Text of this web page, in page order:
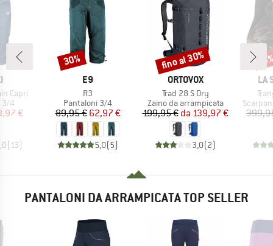
Capri
3/4
ridotto
€
(13)
MARCHIO
E9
Articolo
R3
Gruppo di prodotti
Pantaloni 3/4
Prezzo
89,95 €Prezzo ridotto
62,97 €
5,0(5)
Sconto
30%
MARCHIO
ORTOVOX
Articolo
Trad 28 S Dry
Gruppo di prodotti
Zaino da arrampicata
Prezzo
199,95 € Prezzo ridotto
da 139,97 €
3,0(2)
Sconto
fino al 30%
LA
Gruppo
PANTALONI DA ARRAMPICATA TOP SELLER